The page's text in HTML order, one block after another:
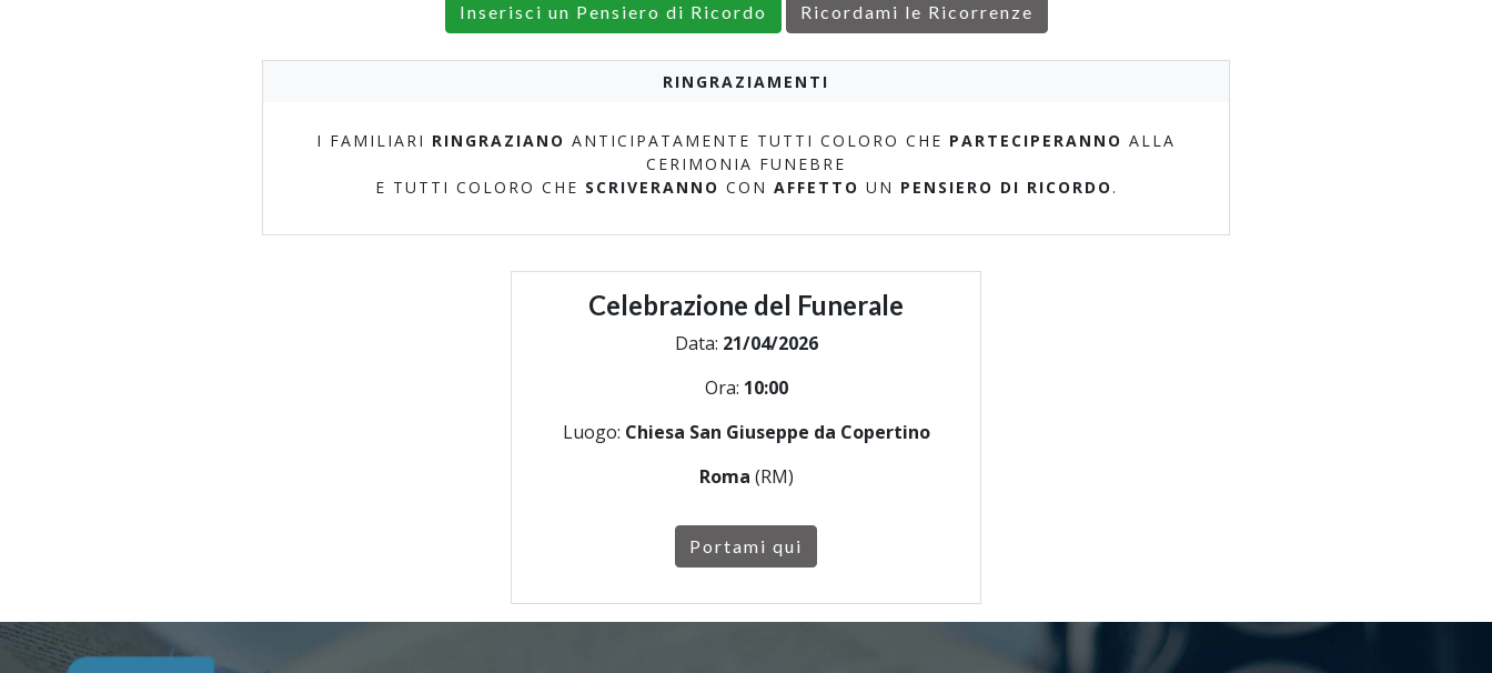
Inserisci un Pensiero di Ricordo Ricordami le Ricorrenze
RINGRAZIAMENTI
I FAMILIARI RINGRAZIANO ANTICIPATAMENTE TUTTI COLORO CHE PARTECIPERANNO ALLA
CERIMONIA FUNEBRE
E TUTTI COLORO CHE SCRIVERANNO CON AFFETTO UN PENSIERO DI RICORDO .
Celebrazione del Funerale
Data: 21/04/2026
Ora: 10:00
Luogo: Chiesa San Giuseppe da Copertino
Roma (RM)
Portami qui